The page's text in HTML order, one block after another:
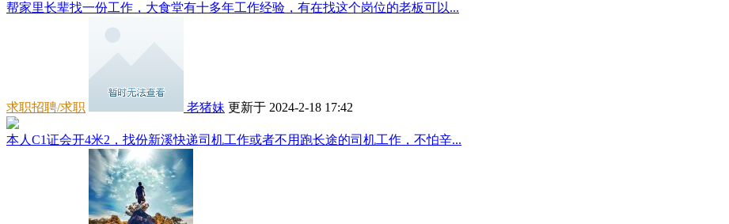
帮家里长辈找一份工作，大食堂有十多年工作经验，有在找这个岗位的老板可以...
求职招聘/求职 老猪妹 更新于 2024-2-18 17:42
本人C1证会开4米2，找份新溪快递司机工作或者不用跑长途的司机工作，不怕辛...